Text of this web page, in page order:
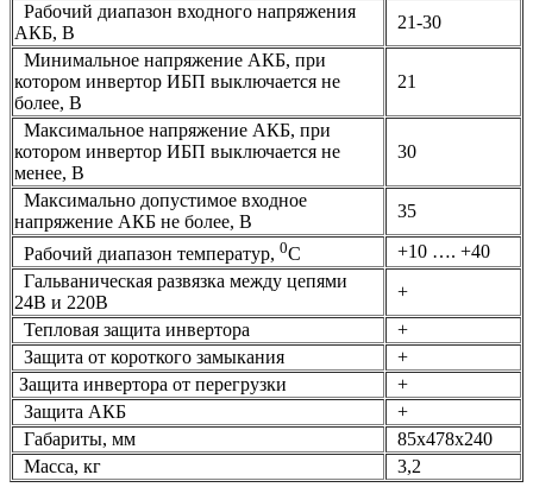
Рабочий диапазон входного напряжения
АКБ, В
21-30
Минимальное напряжение АКБ, при
котором инвертор ИБП выключается не
более, В
21
Максимальное напряжение АКБ, при
котором инвертор ИБП выключается не
менее, В
30
Максимально допустимое входное
напряжение АКБ не более, В
35
Рабочий диапазон температур, 0С
+10 …. +40
Гальваническая развязка между цепями
24В и 220В
+
Тепловая защита инвертора
+
Защита от короткого замыкания
+
Защита инвертора от перегрузки
+
Защита АКБ
+
Габариты, мм
85х478х240
Масса, кг
3,2